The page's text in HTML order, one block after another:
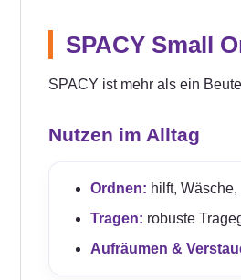
SPACY Small
SPACY ist mehr als ein
Nutzen im Alltag
Ordnen: hilft,
Tragen: robuste
Aufräumen &